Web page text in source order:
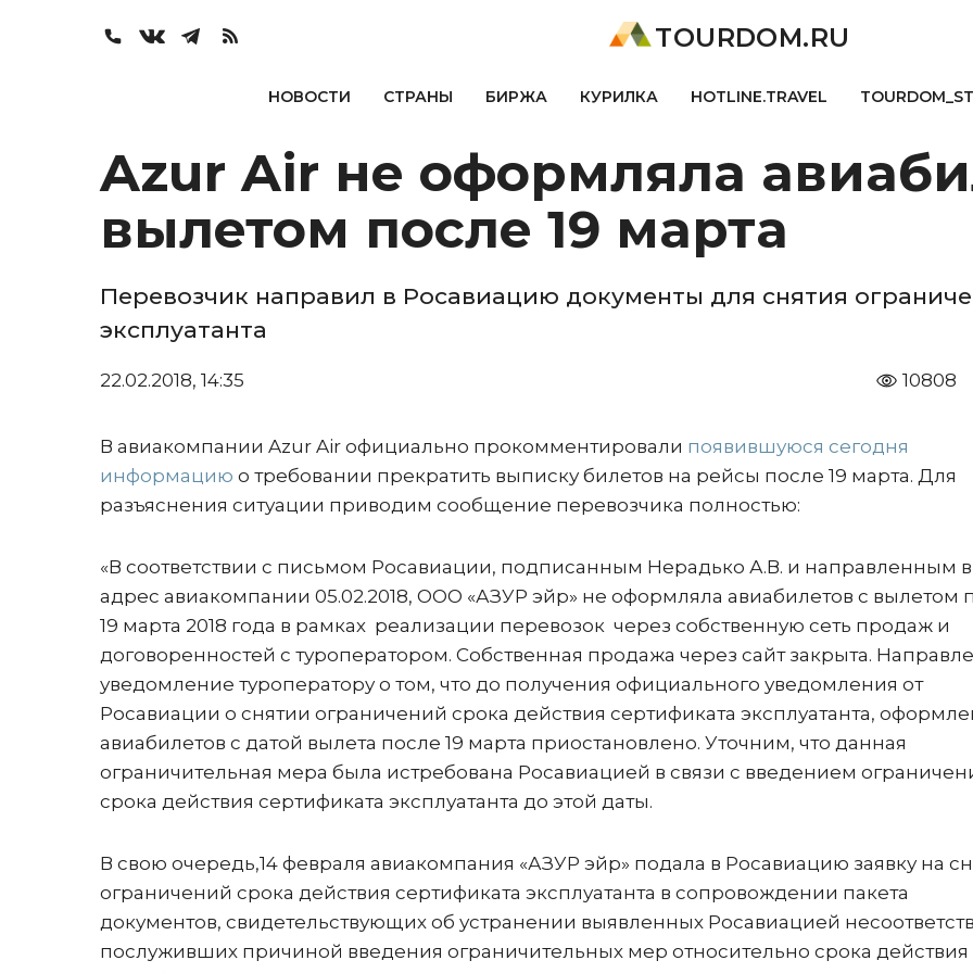
TOURDOM.RU
НОВОСТИ СТРАНЫ БИРЖА КУРИЛКА HOTLINE.TRAVEL
Azur Air не оформляла
вылетом после 19 марта
Перевозчик направил в Росавиацию документы для снятия
эксплуатанта
22.02.2018, 14:35 10808
В авиакомпании Azur Air официально прокомментировали появившуюся сегодня
информацию о требовании прекратить выписку билетов на рейсы после 19 марта. Для
разъяснения ситуации приводим сообщение перевозчика полностью:
«В соответствии с письмом Росавиации, подписанным Нерадько А.В. и направленным в
адрес авиакомпании 05.02.2018, ООО «АЗУР эйр» не оформляла авиабилетов с вылетом
19 марта 2018 года в рамках реализации перевозок через собственную сеть продаж и
договоренностей с туроператором. Собственная продажа через сайт закрыта.
уведомление туроператору о том, что до получения официального уведомления от
Росавиации о снятии ограничений срока действия сертификата эксплуатанта,
авиабилетов с датой вылета после 19 марта приостановлено. Уточним, что данная
ограничительная мера была истребована Росавиацией в связи с введением
срока действия сертификата эксплуатанта до этой даты.
В свою очередь,14 февраля авиакомпания «АЗУР эйр» подала в Росавиацию заявку на
ограничений срока действия сертификата эксплуатанта в сопровождении пакета
документов, свидетельствующих об устранении выявленных Росавиацией
послуживших причиной введения ограничительных мер относительно срока действия